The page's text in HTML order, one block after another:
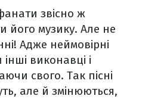
звісно ж
його музику. Але не
Адже неймовірні
інші виконавці і
свого. Так пісні
але й змінюються,